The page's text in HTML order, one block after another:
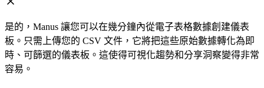
是的，Manus 讓您可以在幾分鐘內從電子表格數據創建儀表
板。只需上傳您的 CSV 文件，它將把這些原始數據轉化為即
時、可篩選的儀表板。這使得可視化趨勢和分享洞察變得非常
容易。